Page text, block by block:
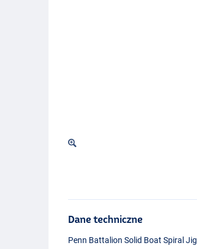
Dane techniczne
Penn Battalion Solid Boat Spiral Jig